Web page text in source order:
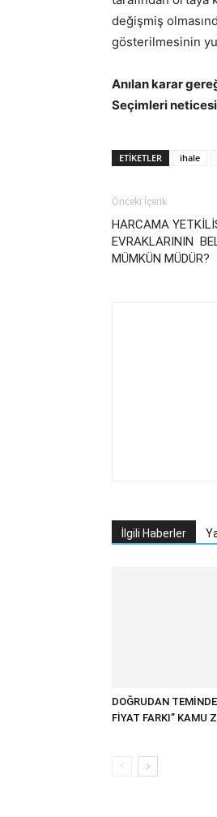
değişmiş
gösterilmesinin
Anılan karar
Seçimleri
ETIKETLER ihale
Önceki İçerik
HARCAMA
EVRAKLARININ
MÜMKÜN MÜDÜR?
İlgili Haberler
DOĞRUDAN
FİYAT FARKI” KAMU